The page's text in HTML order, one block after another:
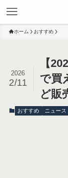
ホーム おすすめ
【
で買
ど販
2026
2/11
おすすめ ニュース